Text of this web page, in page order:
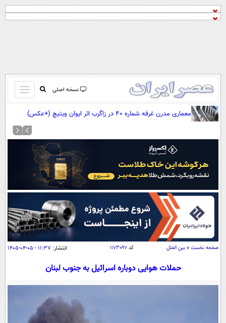
نسخه اصلی
باز
و
کردن
صفحه اول
آرشیو
نظرسنجی
آب و هوا
اوقات شرعی
سواد زندگی
اقتصاد
اقتصادی
جامعه
معماری مدرن غرفه شماره ۴۰ در زاگرب اثر ایوان ویتیچ (+عکس)
صفحه نخست » بین الملل کد ۱۱۷۳۰۹۷ انتشار: ۱۱:۳۷ - ۰۵-۰۴-۱۴۰۵
حملات هوایی دوباره اسرائیل به جنوب لبنان